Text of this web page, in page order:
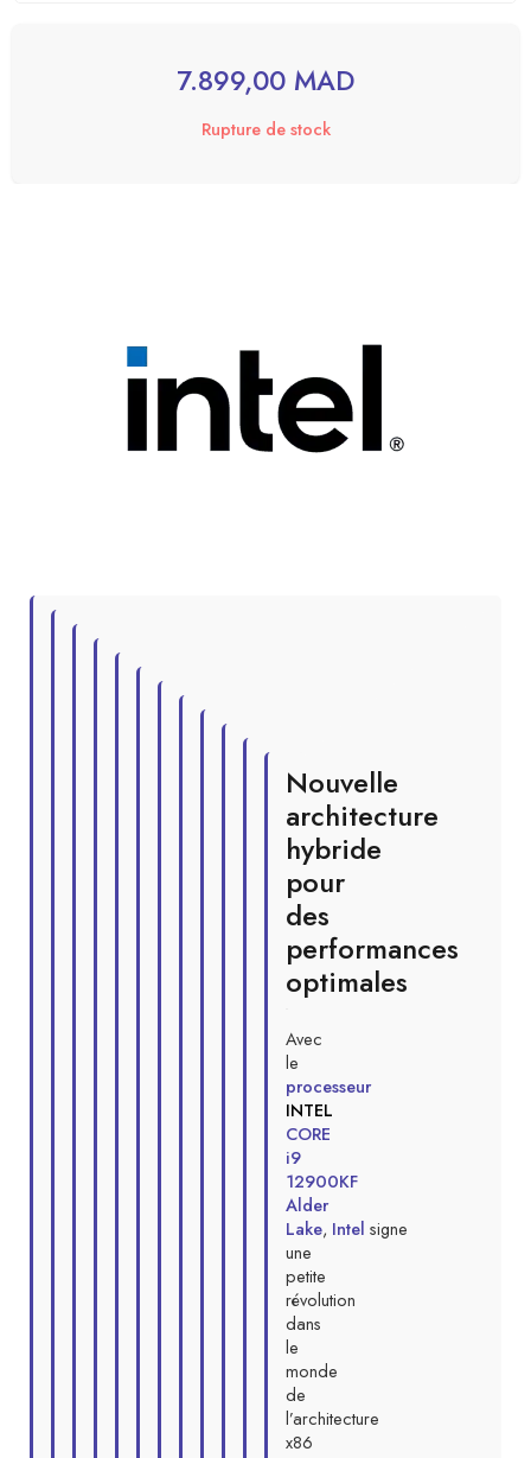
7.899,00 MAD
Rupture de stock
Nouvelle
architecture
hybride
pour
des
performances
optimales
Avec
le
processeur
INTEL
CORE
i9
12900KF
Alder
Lake, Intel signe
une
petite
révolution
dans
le
monde
de
l’architecture
x86